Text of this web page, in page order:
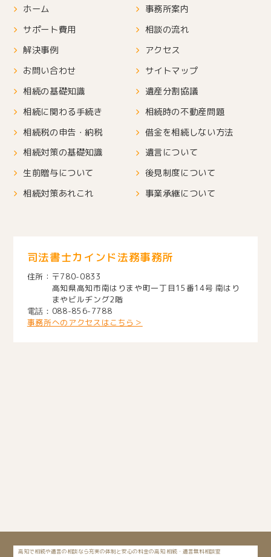
ホーム
事務所案内
サポート費用
相談の流れ
解決事例
アクセス
お問い合わせ
サイトマップ
相続の基礎知識
遺産分割協議
相続に関わる手続き
相続時の不動産問題
相続税の申告・納税
借金を相続しない方法
相続対策の基礎知識
遺言について
生前贈与について
後見制度について
相続対策あれこれ
事業承継について
司法書士カインド法務事務所
〒780-0833
高知県高知市南はりまや町一丁目15番14号 南はり
まやビルヂング2階
088-856-7788
事務所へのアクセスはこちら＞
高知で相続や遺言の相談なら充実の体制と安心の料金の高知 相続・遺言無料相談室